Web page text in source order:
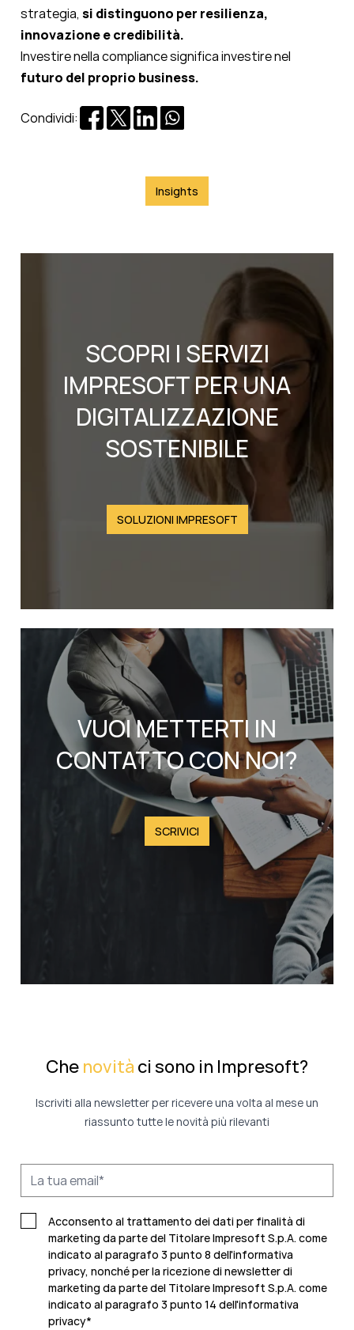
strategia, si distinguono per resilienza,
innovazione e credibilità.
Investire nella compliance significa investire nel
futuro del proprio business.
Condividi:
Insights
SCOPRI I SERVIZI
IMPRESOFT PER UNA
DIGITALIZZAZIONE
SOSTENIBILE
SOLUZIONI IMPRESOFT
VUOI METTERTI IN
CONTATTO CON NOI?
SCRIVICI
Che novità ci sono in Impresoft?
Iscriviti alla newsletter per ricevere una volta al mese un
riassunto tutte le novità più rilevanti
Acconsento al trattamento dei dati per finalità di
marketing da parte del Titolare Impresoft S.p.A. come
indicato al paragrafo 3 punto 8 dell'informativa
privacy, nonché per la ricezione di newsletter di
marketing da parte del Titolare Impresoft S.p.A. come
indicato al paragrafo 3 punto 14 dell'informativa
privacy*